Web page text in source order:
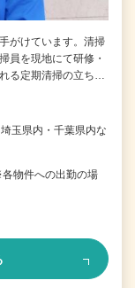
がけています。清掃
員を現地にて研修・
る定期清掃の立ち…
玉県内・千葉県内な
物件への出勤の場